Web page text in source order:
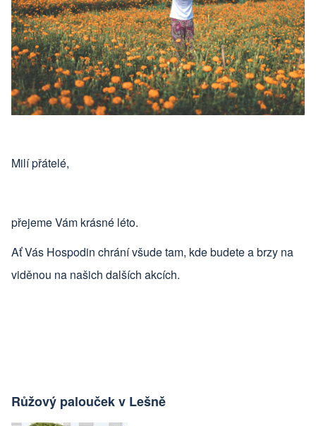
Milí přátelé,
přejeme Vám krásné léto.
Ať Vás Hospodin chrání všude tam, kde budete a brzy na
viděnou na našich dalších akcích.
Růžový palouček v Lešně